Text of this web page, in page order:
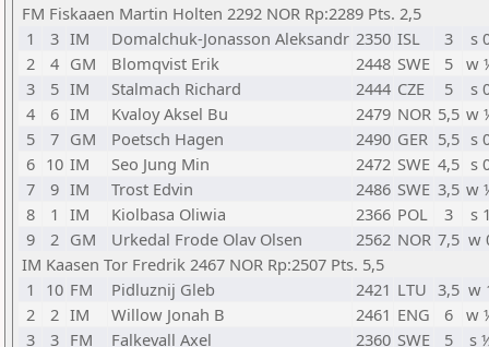
FM Fiskaaen Martin Holten 2292 NOR Rp:2289 Pts. 2,5
1
3 IM Domalchuk-Jonasson Aleksandr 2350 ISL 3
s
2
4 GM Blomqvist Erik 2448 SWE 5 w
3
5 IM Stalmach Richard 2444 CZE 5
s
4
6 IM Kvaloy Aksel Bu 2479 NOR 5,5 w
5
7 GM Poetsch Hagen 2490 GER 5,5 s
6 10 IM Seo Jung Min 2472 SWE 4,5 s
7
9 IM Trost Edvin 2486 SWE 3,5 w
8
1 IM Kiolbasa Oliwia 2366 POL 3
s
9
2 GM Urkedal Frode Olav Olsen 2562 NOR 7,5 w
IM Kaasen Tor Fredrik 2467 NOR Rp:2507 Pts. 5,5
1
10 FM Pidluznij Gleb 2421 LTU 3,5 w
2
2 IM Willow Jonah B 2461 ENG 6 w
3
3 FM Falkevall Axel 2360 SWE 5
s